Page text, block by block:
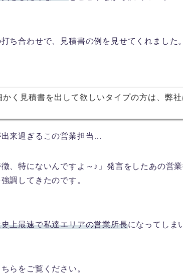
ち合わせで、見積書の例を見せてくれました。
く見積書を出して欲しいタイプの方は、弊社
来過ぎるこの営業担当…
徴、特にないんですよ～♪」発言をしたあの営業
調してきたのです。
上最速で私達エリアの営業所長になってしま
らをご覧ください。